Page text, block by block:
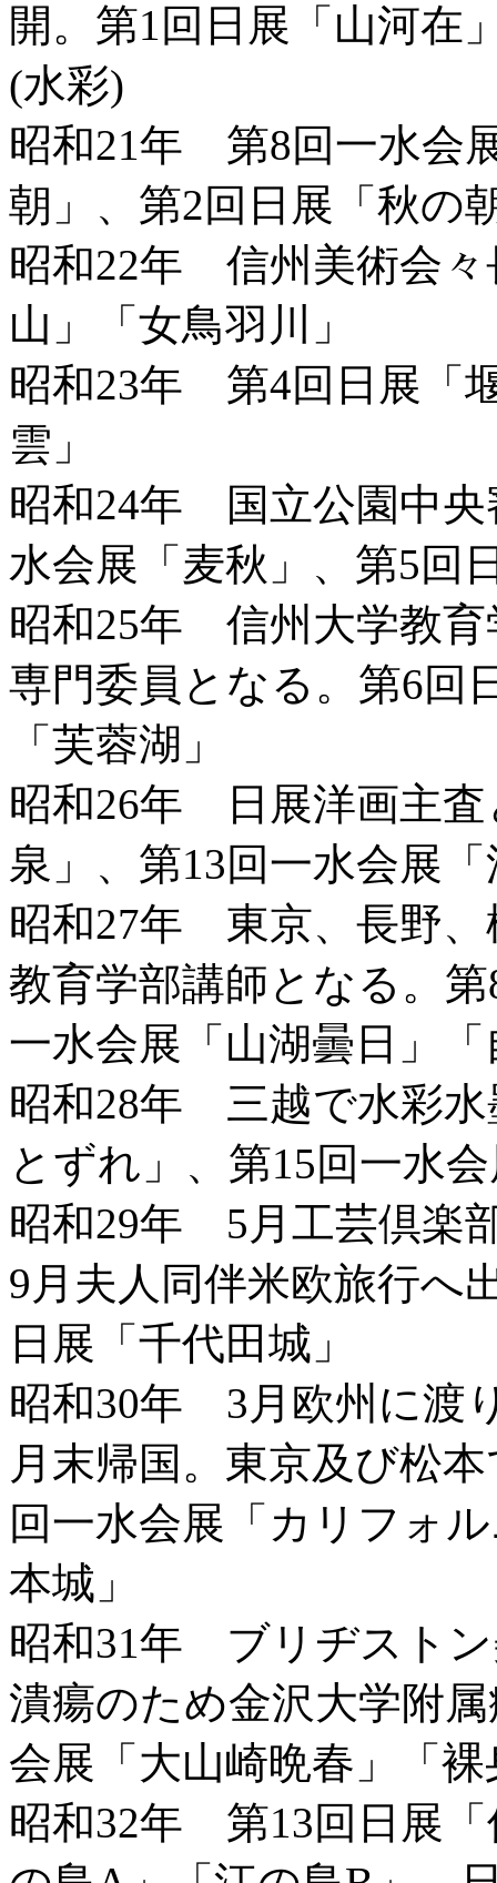
開。第1回日展「山河在
(水彩)
昭和21年 第8回一水会
朝」、第2回日展「秋の
昭和22年 信州美術会々
山」「女鳥羽川」
昭和23年 第4回日展「
雲」
昭和24年 国立公園中央
水会展「麦秋」、第5回
昭和25年 信州大学教育
専門委員となる。第6回
「芙蓉湖」
昭和26年 日展洋画主査
泉」、第13回一水会展
昭和27年 東京、長野、
教育学部講師となる。
一水会展「山湖曇日」
昭和28年 三越で水彩水
とずれ」、第15回一水
昭和29年 5月工芸倶楽
9月夫人同伴米欧旅行へ
日展「千代田城」
昭和30年 3月欧州に渡
月末帰国。東京及び松
回一水会展「カリフォ
本城」
昭和31年 ブリヂストン
潰瘍のため金沢大学附
会展「大山崎晩春」「裸
昭和32年 第13回日展「